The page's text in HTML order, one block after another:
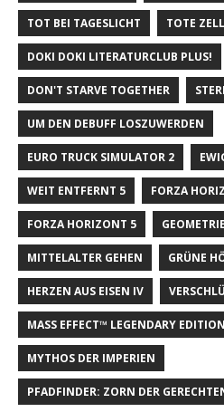
TOT BEI TAGESLICHT TOTE
DOKI DOKI LITERATURCLUB PLUS!
DON'T STARVE TOGETHER
UM DEN DEBUFF LOSZUWERDEN
EURO TRUCK SIMULATOR 2
WEIT ENTFERNT 5 FORZA
FORZA HORIZONT 5
MITTELALTER GEHEN GRÜNE
HERZEN AUS EISEN IV
MASS EFFECT™ LEGENDARY EDITION
MYTHOS DER IMPERIEN
PFADFINDER: ZORN DER